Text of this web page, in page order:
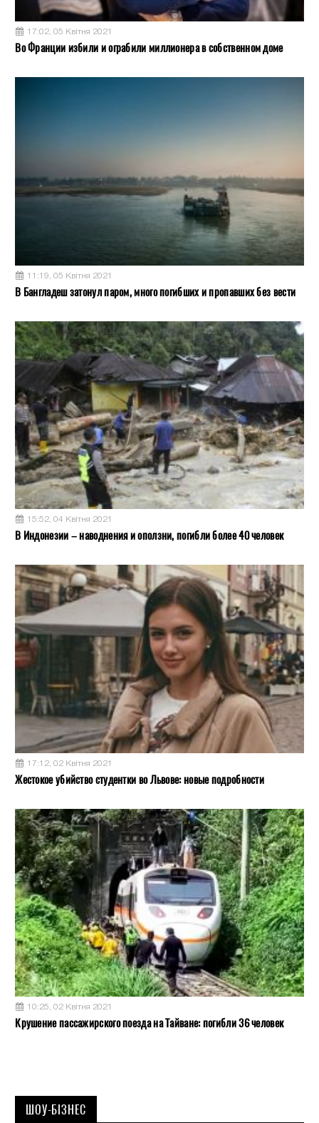
17:02, 05 Квітня 2021
Во Франции избили и ограбили миллионера в собственном доме
11:19, 05 Квітня 2021
В Бангладеш затонул паром, много погибших и пропавших без вести
15:52, 04 Квітня 2021
В Индонезии – наводнения и оползни, погибли более 40 человек
17:12, 02 Квітня 2021
Жестокое убийство студентки во Львове: новые подробности
10:25, 02 Квітня 2021
Крушение пассажирского поезда на Тайване: погибли 36 человек
ШОУ-БІЗНЕС